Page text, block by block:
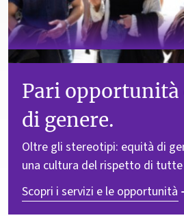
Pari opportunità
di genere.
Oltre gli stereotipi: equità di
una cultura del rispetto di
Scopri i servizi e le opportunità